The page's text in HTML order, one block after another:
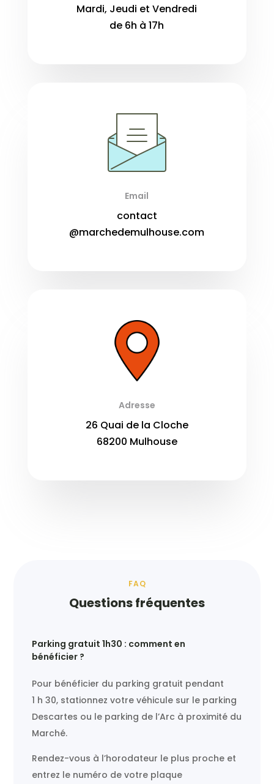
Mardi, Jeudi et Vendredi
de 6h à 17h
Email
contact
@marchedemulhouse.com
Adresse
26 Quai de la Cloche
68200 Mulhouse
FAQ
Questions fréquentes
Parking gratuit 1h30 : comment en
bénéficier ?
Pour bénéficier du parking gratuit pendant
1 h 30, stationnez votre véhicule sur le parking
Descartes ou le parking de l’Arc à proximité du
Marché.
Rendez-vous à l’horodateur le plus proche et
entrez le numéro de votre plaque